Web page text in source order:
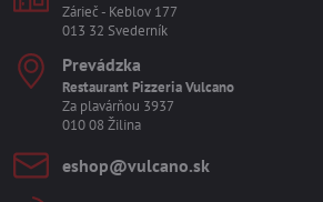
Zárieč - Keblov 177
013 32 Svederník
Prevádzka
Restaurant Pizzeria Vulcano
Za plavárňou 3937
010 08 Žilina
eshop​@vulcano​.sk